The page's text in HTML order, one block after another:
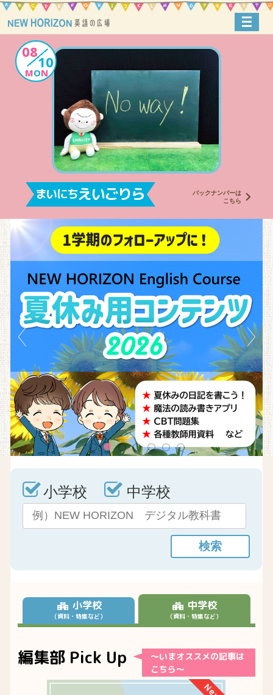
toggle
08
10
MON
まいにちえいごりら
バックナンバーは
こちら
小学校 中学校
小学校
（資料・特集など）
中学校
（資料・特集など）
編集部 Pick Up
～いまオススメの記事は
こちら～